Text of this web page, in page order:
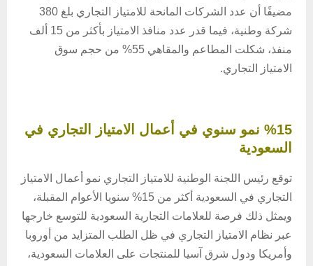
مضيفًا أن عدد الشركات المانحة للامتياز التجاري بلغ 380
شركة وطنية، فيما قدر عدد منافذ الامتياز بأكثر من 15 ألف
منفذ، شكلت المطاعم والمقاهي 55% من حجم سوق
الامتياز التجاري.
%15 نمو سنوي في أعمال الامتياز التجاري في
السعودية
توقع رئيس اللجنة الوطنية للامتياز التجاري نمو أعمال الامتياز
التجاري في السعودية أكثر من 15% سنويا الأعوام المقبلة،
ويمثل ذلك فرصة للعلامات التجارية السعودية للتوسع خارجها
عبر نظام الامتياز التجاري في ظل الطلب المتزايد من أوروبا
وأمريكا ودول شرق آسيا للمنتجات على العلامات السعودية،